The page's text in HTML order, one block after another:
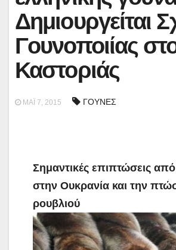
Δημιουργείται
Γουνοποιίας
Καστοριάς
ΜΆΙ 7, 2015 ΓΟΥΝΕΣ
Σημαντικές επιπτώσεις
στην Ουκρανία και την
ρουβλιού